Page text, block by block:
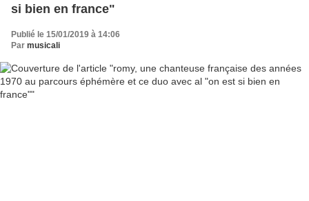
si bien en france"
Publié le 15/01/2019 à 14:06
Par musicali